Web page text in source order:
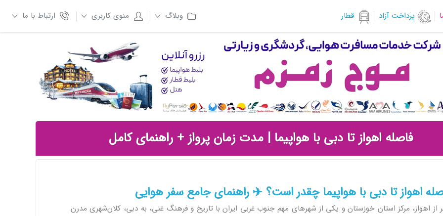
پرداخت آزاد قطار ارتباط با ما منوی کاربری وبلاگ
فاصله اهواز تا دبی با هواپیما | مدت زمان پرواز + راهنمای کامل
اهواز تا دبی با هواپیما چقدر است؟ ✈️ راهنمای جامع سفر هوایی
از اهواز، مرکز استان خوزستان و یکی از شهرهای مهم جنوب غربی ایران با تاریخ و فرهنگ غنی، به دبی، کلان‌شهری مدرن